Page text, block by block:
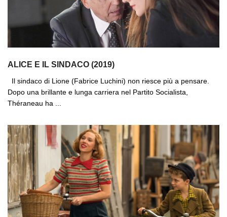
ALICE E IL SINDACO (2019)
Il sindaco di Lione (Fabrice Luchini) non riesce più a pensare.
Dopo una brillante e lunga carriera nel Partito Socialista,
Théraneau ha ...